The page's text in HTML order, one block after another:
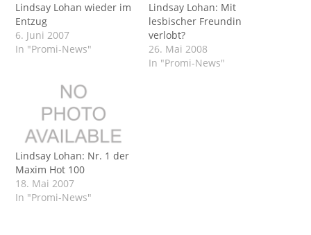
Lindsay Lohan wieder im
Entzug
6. Juni 2007
In "Promi-News"
Lindsay Lohan: Mit
lesbischer Freundin
verlobt?
26. Mai 2008
In "Promi-News"
Lindsay Lohan: Nr. 1 der
Maxim Hot 100
18. Mai 2007
In "Promi-News"